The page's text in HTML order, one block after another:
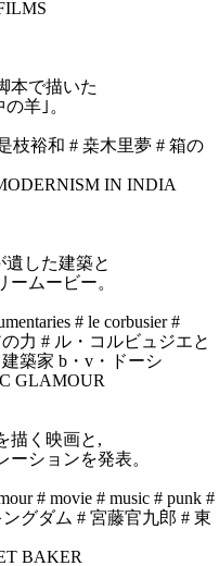
本で描いた
羊｣。
枝裕和 # 桒木里夢 # 箱の
した建築と
ムービー。
# le corbusier #
力 # ル・コルビュジエと
築家 b・v・ドーシ
描く映画と,
ーションを発表。
# movie # music # punk #
グダム # 宮藤官九郎 # 東